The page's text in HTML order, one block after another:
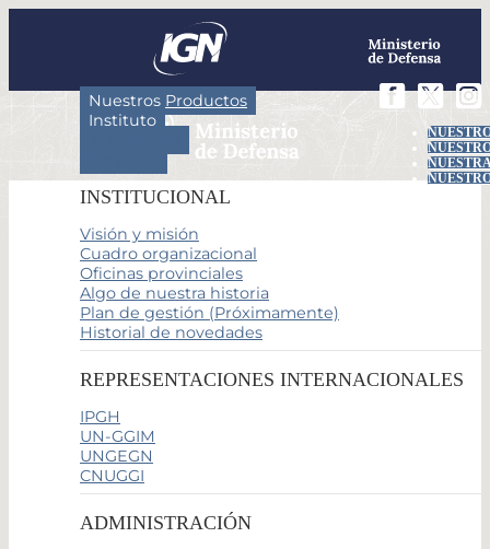
Nuestros Productos
Instituto
INSTITUCIONAL
Visión y misión
Cuadro organizacional
Oficinas provinciales
Algo de nuestra historia
Plan de gestión (Próximamente)
Historial de novedades
REPRESENTACIONES INTERNACIONALES
IPGH
UN-GGIM
UNGEGN
CNUGGI
ADMINISTRACIÓN